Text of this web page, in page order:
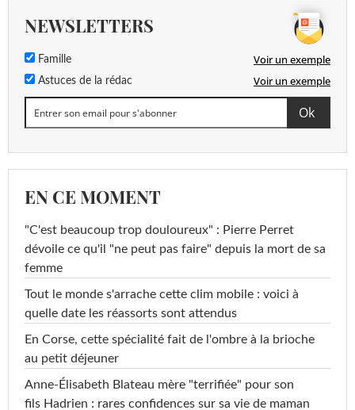
NEWSLETTERS
Famille Voir un exemple
Astuces de la rédac Voir un exemple
EN CE MOMENT
"C'est beaucoup trop douloureux" : Pierre Perret
dévoile ce qu'il "ne peut pas faire" depuis la mort de sa
femme
Tout le monde s'arrache cette clim mobile : voici à
quelle date les réassorts sont attendus
En Corse, cette spécialité fait de l'ombre à la brioche
au petit déjeuner
Anne-Élisabeth Blateau mère "terrifiée" pour son
fils Hadrien : rares confidences sur sa vie de maman